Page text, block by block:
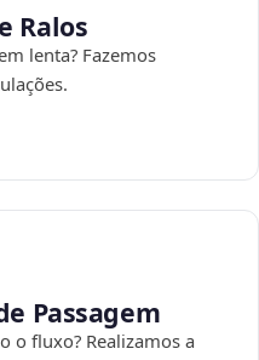
Ralos
lenta? Fazemos
Passagem
o fluxo? Realizamos a